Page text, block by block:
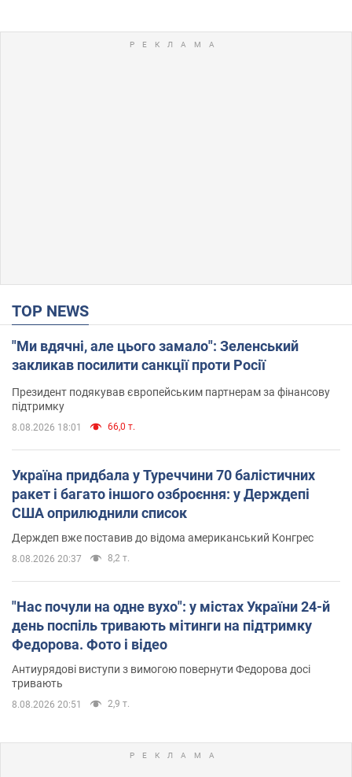
TOP NEWS
"Ми вдячні, але цього замало": Зеленський
закликав посилити санкції проти Росії
Президент подякував європейським партнерам за фінансову
підтримку
8.08.2026 18:01 66,0 т.
Україна придбала у Туреччини 70 балістичних
ракет і багато іншого озброєння: у Держдепі
США оприлюднили список
Держдеп вже поставив до відома американський Конгрес
8.08.2026 20:37 8,2 т.
"Нас почули на одне вухо": у містах України 24-й
день поспіль тривають мітинги на підтримку
Федорова. Фото і відео
Антиурядові виступи з вимогою повернути Федорова досі
тривають
8.08.2026 20:51 2,9 т.